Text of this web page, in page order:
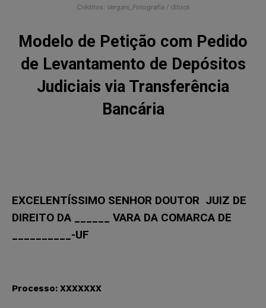
Créditos: Vergani_Fotografia / iStock
Modelo de Petição com Pedido
de Levantamento de Depósitos
Judiciais via Transferência
Bancária
EXCELENTÍSSIMO SENHOR DOUTOR JUIZ DE
DIREITO DA ______ VARA DA COMARCA DE
__________-UF
Processo: XXXXXXX